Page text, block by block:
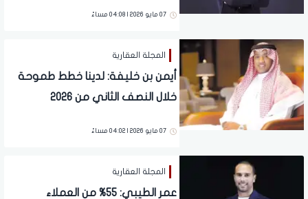
07 مايو 2026 | 04:08 مساءً
المجلة العقارية
أيمن بن خليفة: لدينا خطط طموحة
خلال النصف الثاني من 2026
متنوعة وملاءة مالية قوية
07 مايو 2026 | 04:02 مساءً
المجلة العقارية
عمر الطيبي: 55% من العملاء